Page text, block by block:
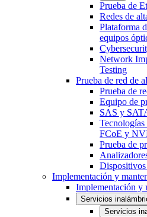
Prueba de
Redes de
Plataforma
equipos
Network
Testing
Prueba de red de
Prueba de
Equipo de
SAS y
FCoE y
Prueba de
Implementación y
Implementación y
Servicios
Servicios